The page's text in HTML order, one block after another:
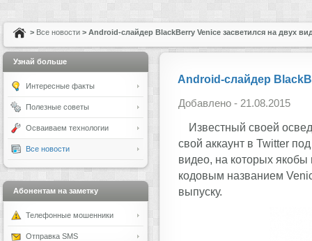
> Все новости > Android-слайдер BlackBerry Venice засветился на двух
Android-слайдер
Добавлено - 21.08.2015
Известный своей
свой аккаунт в Twitter
видео, на которых
кодовым названием
выпуску.
Узнай больше
Интересные факты
Полезные советы
Осваиваем технологии
Все новости
Абонентам на заметку
Телефонные мошенники
Отправка SMS